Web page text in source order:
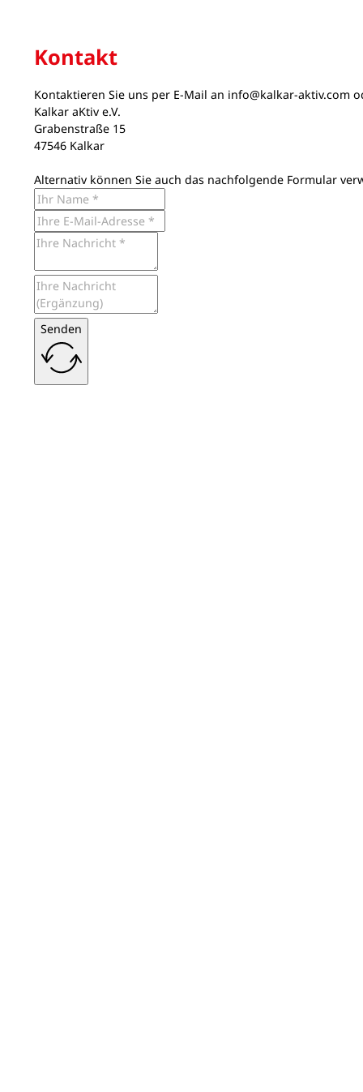
Kontakt
Kontaktieren Sie uns per E-Mail an info@kalkar-aktiv.com
Kalkar aKtiv e.V.
Grabenstraße 15
47546 Kalkar
Alternativ können Sie auch das nachfolgende Formular
Senden